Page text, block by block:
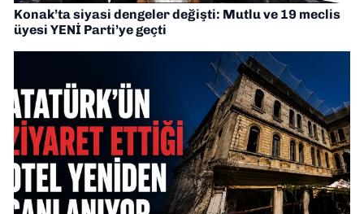
Konak’ta siyasi dengeler değişti: Mutlu ve 19 meclis
üyesi YENİ Parti’ye geçti